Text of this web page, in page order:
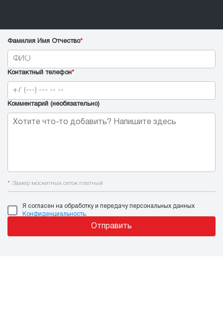
Фамилия Имя Отчество*
Контактный телефон*
Комментарий (необязательно)
* Замер москитных сеток платный
Я согласен на обработку и передачу персональных данных
Конфиденциальность
Отправить